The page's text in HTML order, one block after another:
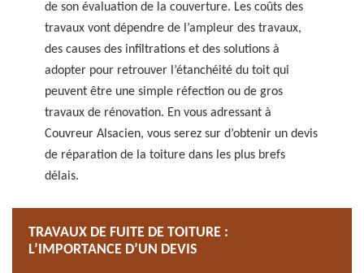
de son évaluation de la couverture. Les coûts des
travaux vont dépendre de l’ampleur des travaux,
des causes des infiltrations et des solutions à
adopter pour retrouver l’étanchéité du toit qui
peuvent être une simple réfection ou de gros
travaux de rénovation. En vous adressant à
Couvreur Alsacien, vous serez sur d’obtenir un devis
de réparation de la toiture dans les plus brefs
délais.
TRAVAUX DE FUITE DE TOITURE :
L’IMPORTANCE D’UN DEVIS